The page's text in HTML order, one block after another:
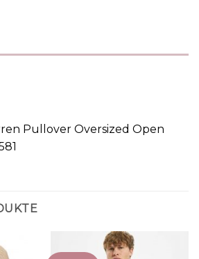
Pullover Oversized Open